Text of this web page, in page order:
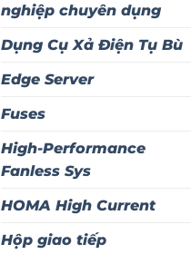
nghiệp chuyên dụng
Dụng Cụ Xả Điện Tụ Bù
Edge Server
Fuses
High-Performance
Fanless Sys
HOMA High Current
Hộp giao tiếp